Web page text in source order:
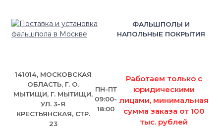
ФАЛЬШПОЛЫ И
НАПОЛЬНЫЕ ПОКРЫТИЯ
141014, МОСКОВСКАЯ
ОБЛАСТЬ, Г. О.
МЫТИЩИ, Г. МЫТИЩИ,
УЛ. 3-Я
КРЕСТЬЯНСКАЯ, СТР.
23
ПН-ПТ
09:00-
18:00
Работаем только с
юридическими
лицами, минимальная
сумма заказа от 100
тыс. рублей